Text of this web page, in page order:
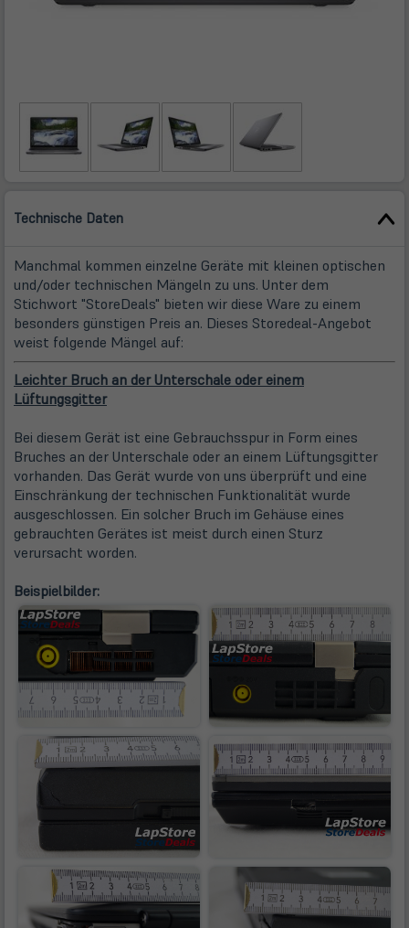
Technische Daten
Manchmal kommen einzelne Geräte mit kleinen optischen
und/oder technischen Mängeln zu uns. Unter dem
Stichwort "StoreDeals" bieten wir diese Ware zu einem
besonders günstigen Preis an. Dieses Storedeal-Angebot
weist folgende Mängel auf:
Leichter Bruch an der Unterschale oder einem
Lüftungsgitter
Bei diesem Gerät ist eine Gebrauchsspur in Form eines
Bruches an der Unterschale oder an einem Lüftungsgitter
vorhanden. Das Gerät wurde von uns überprüft und eine
Einschränkung der technischen Funktionalität wurde
ausgeschlossen. Ein solcher Bruch im Gehäuse eines
gebrauchten Gerätes ist meist durch einen Sturz
verursacht worden.
Beispielbilder: